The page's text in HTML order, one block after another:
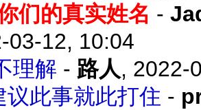
们的真实姓名 -
03-12, 10:04
理解 - 路人, 2022-
议此事就此打住 -